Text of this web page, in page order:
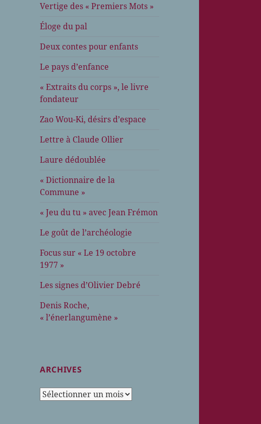
Vertige des « Premiers Mots »
Éloge du pal
Deux contes pour enfants
Le pays d’enfance
« Extraits du corps », le livre
fondateur
Zao Wou-Ki, désirs d’espace
Lettre à Claude Ollier
Laure dédoublée
« Dictionnaire de la
Commune »
« Jeu du tu » avec Jean Frémon
Le goût de l’archéologie
Focus sur « Le 19 octobre
1977 »
Les signes d’Olivier Debré
Denis Roche,
« l’énerlangumène »
ARCHIVES
Archives